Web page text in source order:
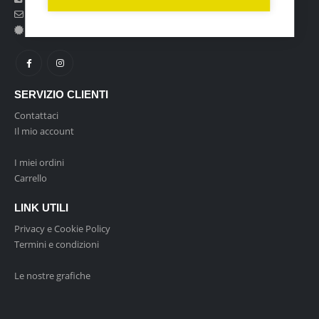
Mail:[email protected]
SERVIZIO CLIENTI
Contattaci
Il mio account
I miei ordini
Carrello
LINK UTILI
Privacy e Cookie Policy
Termini e condizioni
Le nostre grafiche